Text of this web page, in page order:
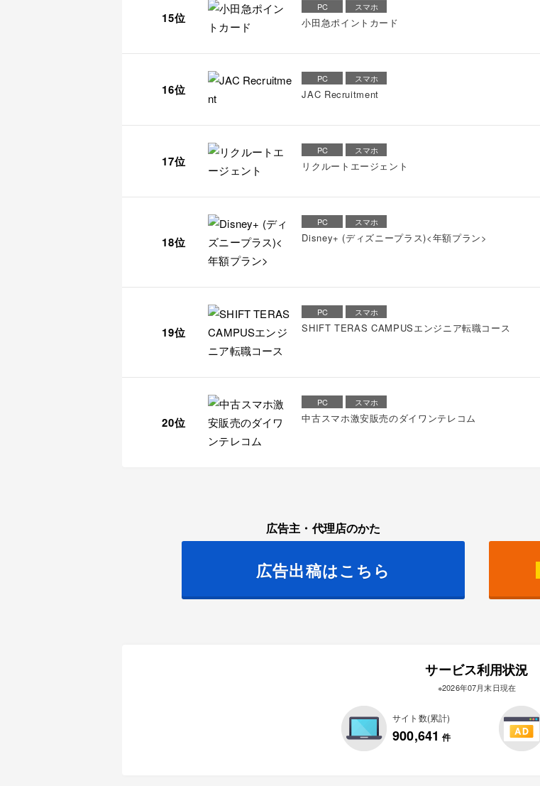
15位
PC スマホ
小田急ポイントカード
16位
PC スマホ
JAC Recruitment
17位
PC スマホ
リクルートエージェント
18位
PC スマホ
Disney+ (ディズニープラス)<年額プラン>
19位
PC スマホ
SHIFT TERAS CAMPUSエンジニア転職コース
20位
PC スマホ
中古スマホ激安販売のダイワンテレコム
広告主・代理店のかた
広告出稿はこちら
サービス利用状況
※2026年07月末日現在
サイト数(累計)
900,641 件